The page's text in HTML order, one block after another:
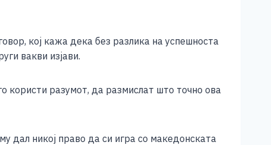
кој кажа дека без разлика на успешноста
вакви изјави.
користи разумот, да размислат што точно ова
дал никој право да си игра со македонската